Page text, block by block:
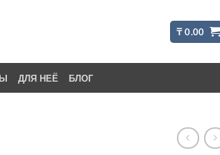
₸0.00
ДЛЯ НЕЁ БЛОГ